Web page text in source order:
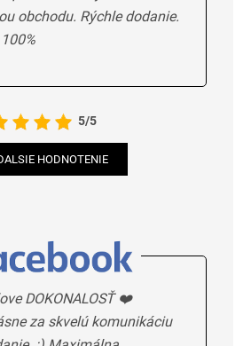
obchodu. Rýchle dodanie.
5/5
HODNOTENIE
DOKONALOSŤ ❤️
za skvelú komunikáciu